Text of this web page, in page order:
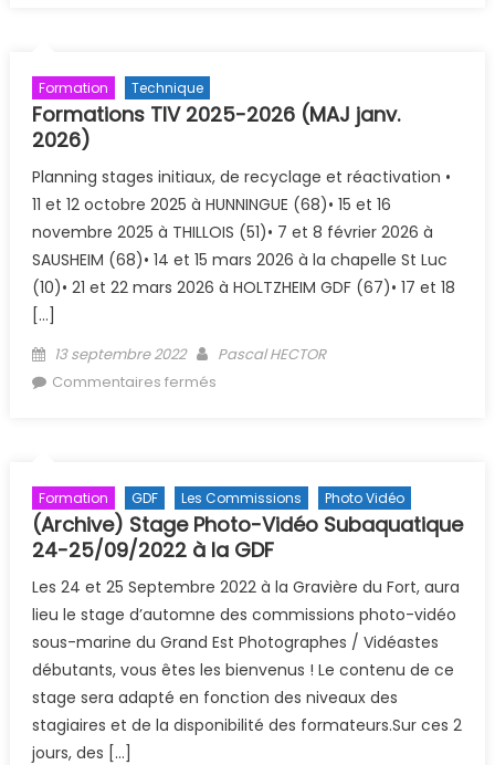
Formation Technique
Formations TIV 2025-2026 (MAJ janv.
2026)
Planning stages initiaux, de recyclage et réactivation •
11 et 12 octobre 2025 à HUNNINGUE (68)• 15 et 16
novembre 2025 à THILLOIS (51)• 7 et 8 février 2026 à
SAUSHEIM (68)• 14 et 15 mars 2026 à la chapelle St Luc
(10)• 21 et 22 mars 2026 à HOLTZHEIM GDF (67)• 17 et 18
[…]
Posted on
13 septembre 2022 Author
Pascal HECTOR
Commentaires fermés
Formation GDF Les Commissions Photo Vidéo
(Archive) Stage Photo-Vidéo Subaquatique
24-25/09/2022 à la GDF
Les 24 et 25 Septembre 2022 à la Gravière du Fort, aura
lieu le stage d’automne des commissions photo-vidéo
sous-marine du Grand Est Photographes / Vidéastes
débutants, vous êtes les bienvenus ! Le contenu de ce
stage sera adapté en fonction des niveaux des
stagiaires et de la disponibilité des formateurs.Sur ces 2
jours, des […]